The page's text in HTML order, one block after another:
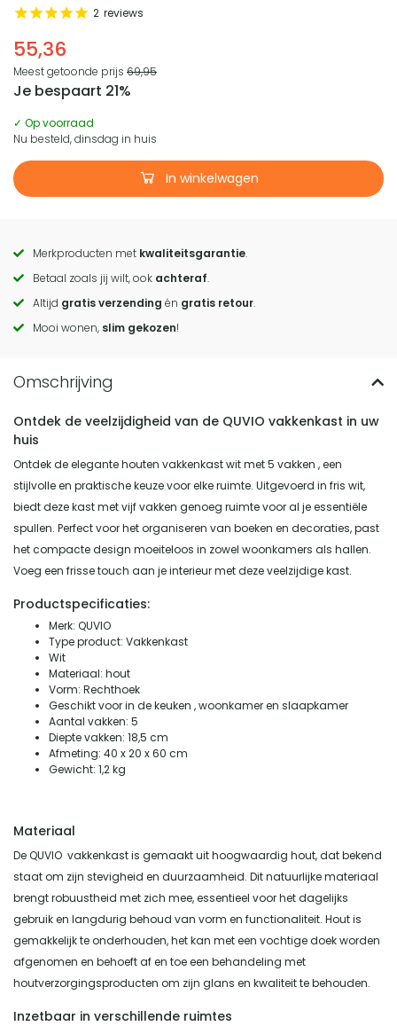
55,36
2 reviews
Meest getoonde prijs 69,95
Je bespaart 21%
✓ Op voorraad
Nu besteld, dinsdag in huis
In winkelwagen
Call
to
actions
Merkproducten met kwaliteitsgarantie.
Betaal zoals jij wilt, ook achteraf.
Altijd gratis verzending én gratis retour.
Mooi wonen, slim gekozen!
Ontdek de veelzijdigheid van de QUVIO vakkenkast in uw
huis
Ontdek de elegante houten vakkenkast wit met 5 vakken , een
stijlvolle en praktische keuze voor elke ruimte. Uitgevoerd in fris wit,
biedt deze kast met vijf vakken genoeg ruimte voor al je essentiële
spullen. Perfect voor het organiseren van boeken en decoraties, past
het compacte design moeiteloos in zowel woonkamers als hallen.
Voeg een frisse touch aan je interieur met deze veelzijdige kast.
Productspecificaties:
Merk: QUVIO
Type product: Vakkenkast
Wit
Materiaal: hout
Vorm: Rechthoek
Geschikt voor in de keuken , woonkamer en slaapkamer
Aantal vakken: 5
Diepte vakken: 18,5 cm
Afmeting: 40 x 20 x 60 cm
Gewicht: 1,2 kg
Materiaal
De QUVIO vakkenkast is gemaakt uit hoogwaardig hout, dat bekend
staat om zijn stevigheid en duurzaamheid. Dit natuurlijke materiaal
brengt robuustheid met zich mee, essentieel voor het dagelijks
gebruik en langdurig behoud van vorm en functionaliteit. Hout is
gemakkelijk te onderhouden, het kan met een vochtige doek worden
afgenomen en behoeft af en toe een behandeling met
houtverzorgingsproducten om zijn glans en kwaliteit te behouden.
Inzetbaar in verschillende ruimtes